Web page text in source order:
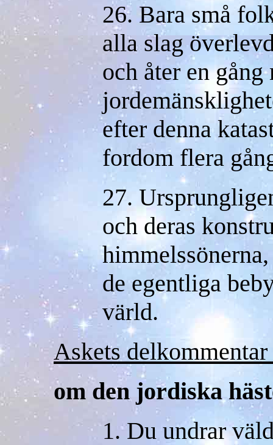
26. Bara små
alla slag
och åter en gång
efter denna
fordom flera
27.
och deras
de egentliga
värld.
Askets
om den jordiska
1. Du undrar